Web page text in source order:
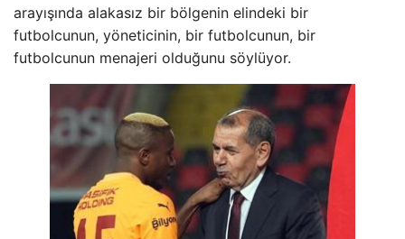
arayışında alakasız bir bölgenin elindeki bir
futbolcunun, yöneticinin, bir futbolcunun, bir
futbolcunun menajeri olduğunu söylüyor.